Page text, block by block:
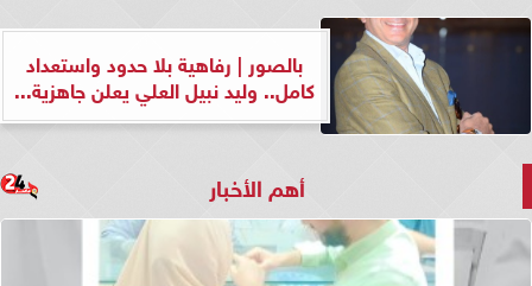
بالصور | رفاهية بلا حدود واستعداد
كامل.. وليد نبيل العلي يعلن جاهزية...
أهم الأخبار